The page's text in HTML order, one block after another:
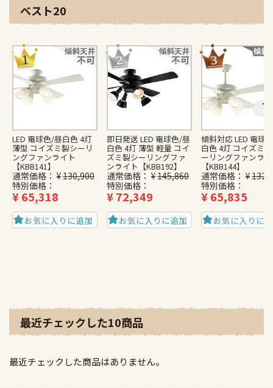
ベスト20
LED 電球色/昼白色 4灯
薄型 コイズミ製シーリ
ングファンライト
【KBB141】
通常価格 ¥130,900
特別価格
¥65,318
お気に入りに追加
即日発送 LED 電球色/昼
白色 4灯 薄型 軽量 コイ
ズミ製シーリングファ
ンライト【KBB192】
通常価格 ¥145,860
特別価格
¥72,349
お気に入りに追加
傾斜対応 LED 電球
白色 4灯 コイズミ
ーリングファンラ
【KBB144】
通常価格 ¥
特別価格
¥65,835
お気に入りに
最近チェックした10商品
最近チェックした商品はありません。